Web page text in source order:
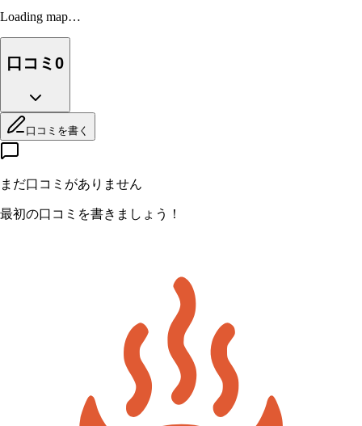
Loading map…
口コミ0
口コミを書く
まだ口コミがありません
最初の口コミを書きましょう！